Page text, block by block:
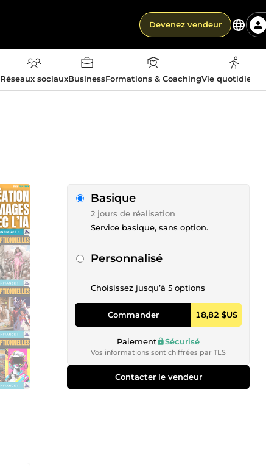
Devenez vendeur
Réseaux sociauxBusinessFormations & CoachingVie
Basique
2 jours de réalisation
Service basique, sans option.
Personnalisé
Choisissez jusqu’à 5 options
Commander 18,82 $US
Paiement Sécurisé
Vos informations sont chiffrées par TLS
Contacter le vendeur